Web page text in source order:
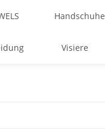
Handschuhe
Visiere